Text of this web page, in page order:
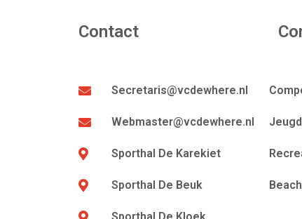
Contact
Secretaris@vcdewhere.nl
Webmaster@vcdewhere.nl
Sporthal De Karekiet
Sporthal De Beuk
Jeugd
Beach